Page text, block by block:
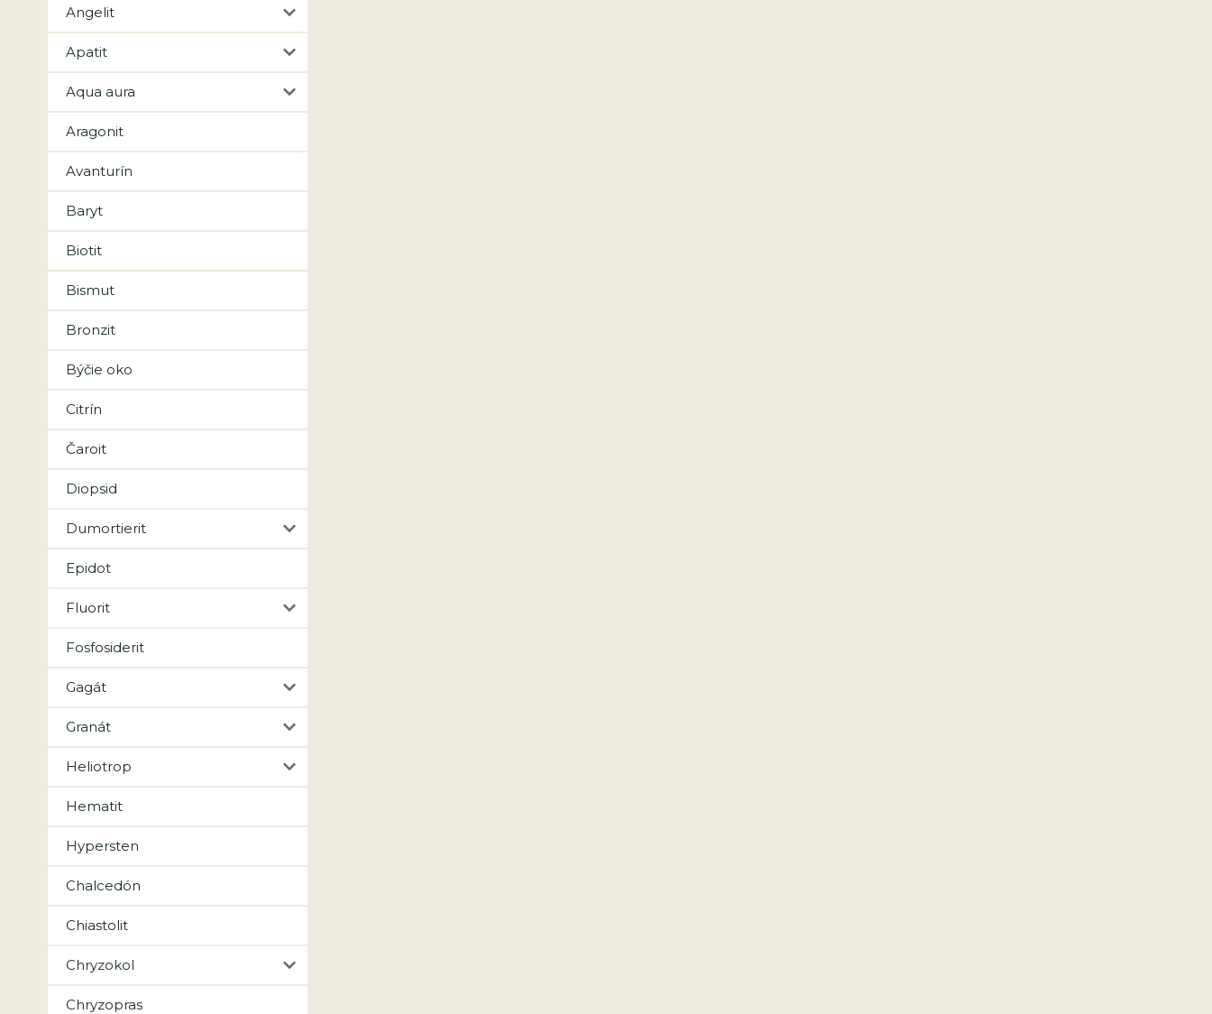
Angelit
Apatit
Aqua aura
Aragonit
Avanturín
Baryt
Biotit
Bismut
Bronzit
Býčie oko
Citrín
Čaroit
Diopsid
Dumortierit
Epidot
Fluorit
Fosfosiderit
Gagát
Granát
Heliotrop
Hematit
Hypersten
Chalcedón
Chiastolit
Chryzokol
Chryzopras